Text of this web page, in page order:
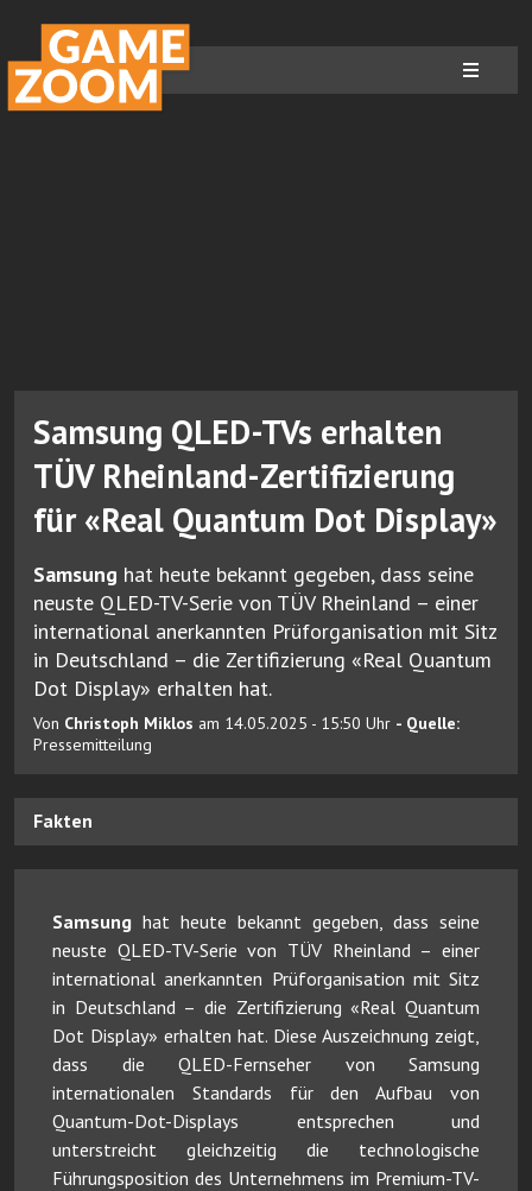
Samsung QLED-TVs erhalten
TÜV Rheinland-Zertifizierung
für «Real Quantum Dot Display»
Samsung hat heute bekannt gegeben, dass seine
neuste QLED-TV-Serie von TÜV Rheinland – einer
international anerkannten Prüforganisation mit Sitz
in Deutschland – die Zertifizierung «Real Quantum
Dot Display» erhalten hat.
Von Christoph Miklos am 14.05.2025 - 15:50 Uhr - Quelle:
Pressemitteilung
Fakten
Samsung hat heute bekannt gegeben, dass seine
neuste QLED-TV-Serie von TÜV Rheinland – einer
international anerkannten Prüforganisation mit Sitz
in Deutschland – die Zertifizierung «Real Quantum
Dot Display» erhalten hat. Diese Auszeichnung zeigt,
dass die QLED-Fernseher von Samsung
internationalen Standards für den Aufbau von
Quantum-Dot-Displays entsprechen und
unterstreicht gleichzeitig die technologische
Führungsposition des Unternehmens im Premium-TV-